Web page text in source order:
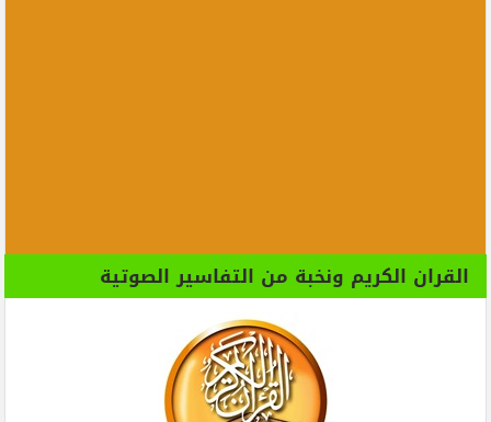
القران الكريم ونخبة من التفاسير الصوتية